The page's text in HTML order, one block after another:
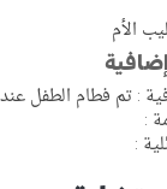
الأم
: تم فطام الطفل
:
: